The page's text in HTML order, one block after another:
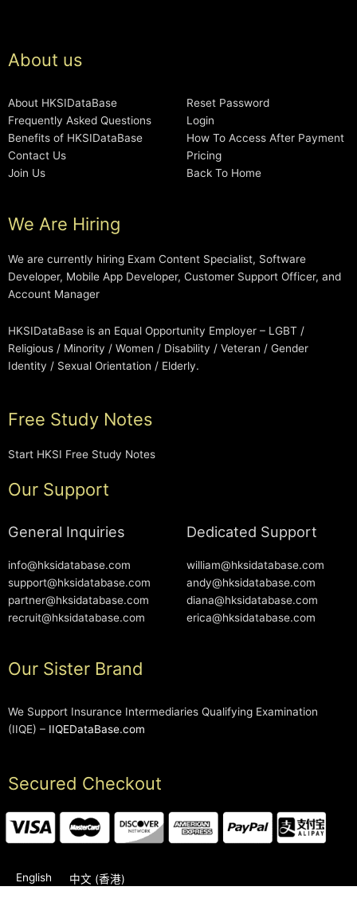
About us
About HKSIDataBase
Frequently Asked Questions
Benefits of HKSIDataBase
Contact Us
Join Us
Reset Password
Login
How To Access After Payment
Pricing
Back To Home
We Are Hiring
We are currently hiring Exam Content Specialist, Software
Developer, Mobile App Developer, Customer Support Officer, and
Account Manager
HKSIDataBase is an Equal Opportunity Employer – LGBT /
Religious / Minority / Women / Disability / Veteran / Gender
Identity / Sexual Orientation / Elderly.
Free Study Notes
Start HKSI Free Study Notes
Our Support
General Inquiries
info@hksidatabase.com
support@hksidatabase.com
partner@hksidatabase.com
recruit@hksidatabase.com
Dedicated Support
william@hksidatabase.com
andy@hksidatabase.com
diana@hksidatabase.com
erica@hksidatabase.com
Our Sister Brand
We Support Insurance Intermediaries Qualifying Examination
(IIQE) – IIQEDataBase.com
Secured Checkout
English 中文 (香港)